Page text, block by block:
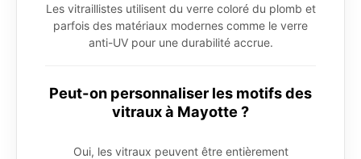
Les vitraillistes utilisent du verre coloré du plomb et
parfois des matériaux modernes comme le verre
anti-UV pour une durabilité accrue.
Peut-on personnaliser les motifs des
vitraux à Mayotte ?
Oui, les vitraux peuvent être entièrement